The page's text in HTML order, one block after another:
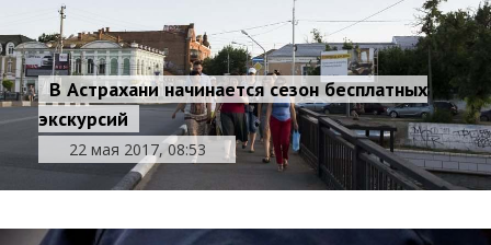
В Астрахани начинается сезон бесплатных
экскурсий
22 мая 2017, 08:53